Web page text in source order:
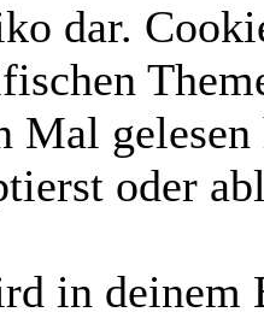
dar.
Mal
oder
in deinem